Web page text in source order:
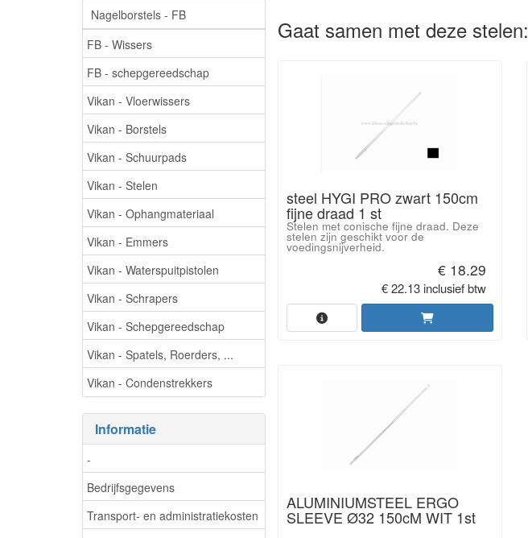
Nagelborstels - FB
FB - Wissers
FB - schepgereedschap
Vikan - Vloerwissers
Vikan - Borstels
Vikan - Schuurpads
Vikan - Stelen
Vikan - Ophangmateriaal
Vikan - Emmers
Vikan - Waterspuitpistolen
Vikan - Schrapers
Vikan - Schepgereedschap
Vikan - Spatels, Roerders, ...
Vikan - Condenstrekkers
Informatie
-
Bedrijfsgegevens
Transport- en administratiekosten
Gaat samen met deze stelen:
steel HYGI PRO zwart 150cm
fijne draad 1 st
Stelen met conische fijne draad. Deze
stelen zijn geschikt voor de
voedingsnijverheid.
€ 18.29
€ 22.13 inclusief btw
ALUMINIUMSTEEL ERGO
SLEEVE Ø32 150cM WIT 1st